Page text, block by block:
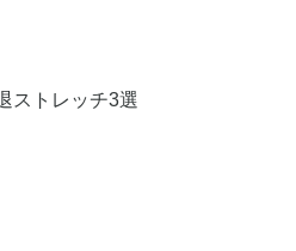
ストレッチ3選